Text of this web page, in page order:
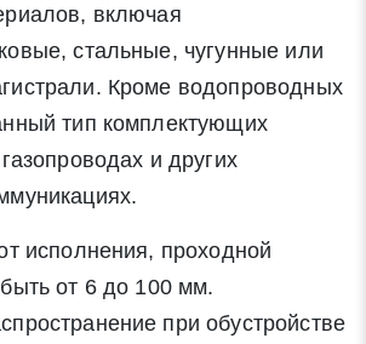
включая
стальные, чугунные или
Кроме водопроводных
тип комплектующих
и других
исполнения, проходной
от 6 до 100 мм.
при обустройстве